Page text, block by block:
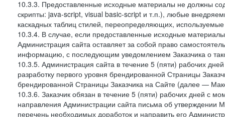
10.3.3. Предоставленные исходные материалы не должны
скрипты: java-script, visual basic-script и т.п.), любые
каскадных таблиц стилей, переопределяющих,
10.3.4. В случае, если предоставленные исходные
Администрация сайта оставляет за собой право
информацию, с последующим уведомлением Заказчика о
10.3.5. Администрация сайта в течение 5 (пяти) рабочих
разработку первого уровня брендированной Страницы
брендированной Страницы Заказчика на Сайте (далее —
10.3.6. Заказчик обязан в течение 5 (пяти) рабочих дней с
направления Администрации сайта письма об утверждении
перечень необходимых доработок и направить его